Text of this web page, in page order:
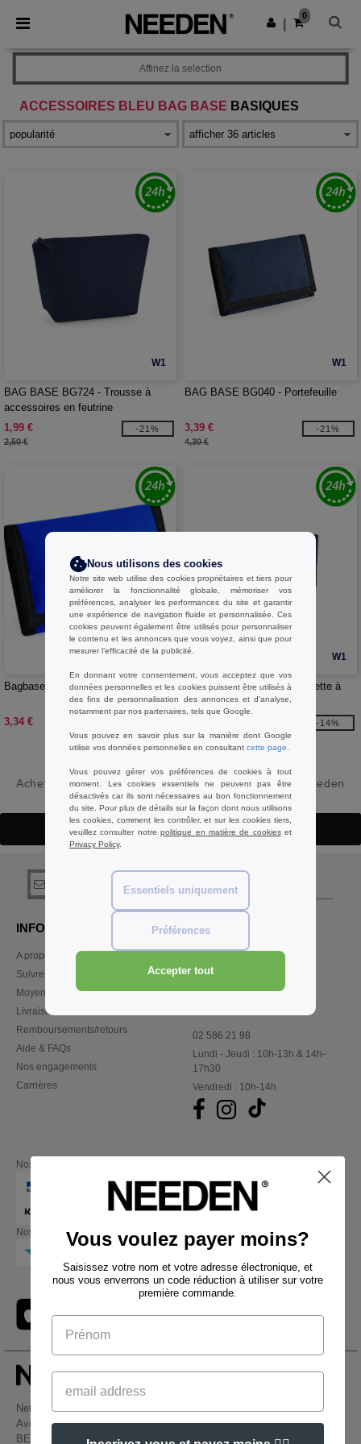
× Appli Needen
Meilleurs prix sur l’app !
Obtenir l'appli
0
ACCESSOIRES BLEU BAG BASE BASIQUES
Affinez la selection
W1
BAG BASE BG724 - Trousse à
accessoires en feutrine
1,99 €
2,50 €
-21%
W1
BAG BASE BG040 - Portefeuille
3,39 €
4,30 €
-21%
W1
Bagbase BG040 - Portefeuille
3,34 €
W1
BAG BASE BG7500 - Pochette à
accessoires
7,00 €
-14%
Acheter Accessoires Bleu Bag Base Basiqueschez Needen
Belgique
Détails
INFORMATION
A propos de Needen
Suivre ma commande
Moyens de paiement
Livraison
Remboursements/retours
Aide & FAQs
Nos engagements
Carrières
CONTACTEZ-NOUS
client@needen.be
02 586 21 98
Lundi - Jeudi : 10h-13h & 14h-
17h30
Vendredi : 10h-14h
Nos partenaires financiers
Nos transporteurs
Netenders Belgium SRL
Avenue Hermann-Debroux 54, 1160, Bruxelles
BE61 3632 1629 8017
Nous utilisons des cookies
Notre site web utilise des cookies propriétaires et tiers pour
améliorer la fonctionnalité globale, mémoriser vos
préférences, analyser les performances du site et garantir
une expérience de navigation fluide et personnalisée. Ces
cookies peuvent également être utilisés pour personnaliser
le contenu et les annonces que vous voyez, ainsi que pour
mesurer l’efficacité de la publicité.
En donnant votre consentement, vous acceptez que vos
données personnelles et les cookies puissent être utilisés à
des fins de personnalisation des annonces et d'analyse,
notamment par nos partenaires, tels que Google.
Vous pouvez en savoir plus sur la manière dont Google
utilise vos données personnelles en consultant cette page
Vous pouvez gérer vos préférences de cookies à tout
moment. Les cookies essentiels ne peuvent pas être
désactivés car ils sont nécessaires au bon fonctionnement
du site. Pour plus de détails sur la façon dont nous utilisons
les cookies, comment les contrôler, et sur les cookies tiers,
veuillez consulter notrepolitique en matière de cookieset
Privacy Policy.
Essentiels uniquement
Préférences
Accepter tout
Vous voulez payer moins?
Saisissez votre nom et votre adresse électronique, et
nous vous enverrons un code réduction à utiliser sur votre
première commande.